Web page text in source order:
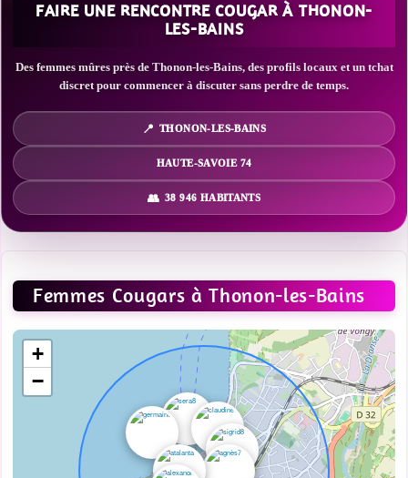
FAIRE UNE RENCONTRE COUGAR À THONON-
LES-BAINS
Des femmes mûres près de Thonon-les-Bains, des profils locaux et un tchat
discret pour commencer à discuter sans perdre de temps.
THONON-LES-BAINS
HAUTE-SAVOIE 74
38 946 HABITANTS
Femmes Cougars à Thonon-les-Bains
+
−